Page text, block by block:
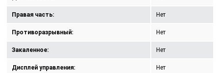
Правая часть: Нет
Противоразрывный: Нет
Закаленное: Нет
Дисплей управления: Нет